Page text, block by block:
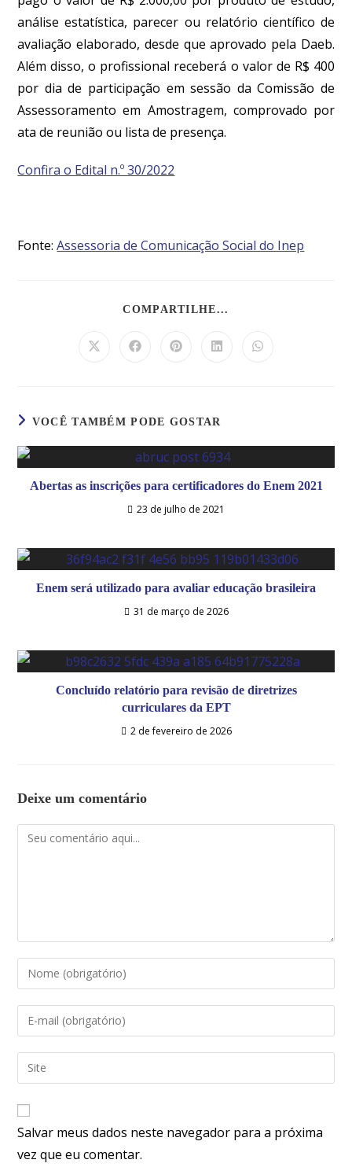
análise estatística, parecer ou relatório científico de
avaliação elaborado, desde que aprovado pela Daeb.
Além disso, o profissional receberá o valor de R$ 400
por dia de participação em sessão da Comissão de
Assessoramento em Amostragem, comprovado por
ata de reunião ou lista de presença.
Confira o Edital n.º 30/2022
Fonte:Assessoria de Comunicação Social do Inep
COMPARTILHE...
VOCÊ TAMBÉM PODE GOSTAR
Abertas as inscrições para certificadores do Enem 2021
23 de julho de 2021
Enem será utilizado para avaliar educação brasileira
31 de março de 2026
Concluído relatório para revisão de diretrizes
curriculares da EPT
2 de fevereiro de 2026
Deixe um comentário
Salvar meus dados neste navegador para a próxima
vez que eu comentar.